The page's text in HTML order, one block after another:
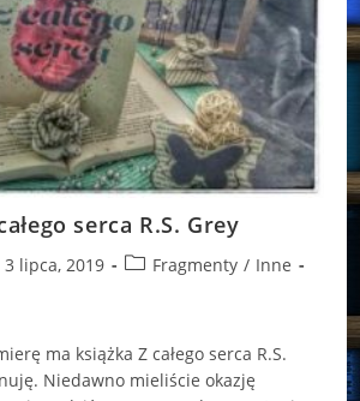
serca R.S. Grey
3 lipca, 2019
PostFragmenty / Inne
ma książka Z całego serca R.S.
Niedawno mieliście okazję